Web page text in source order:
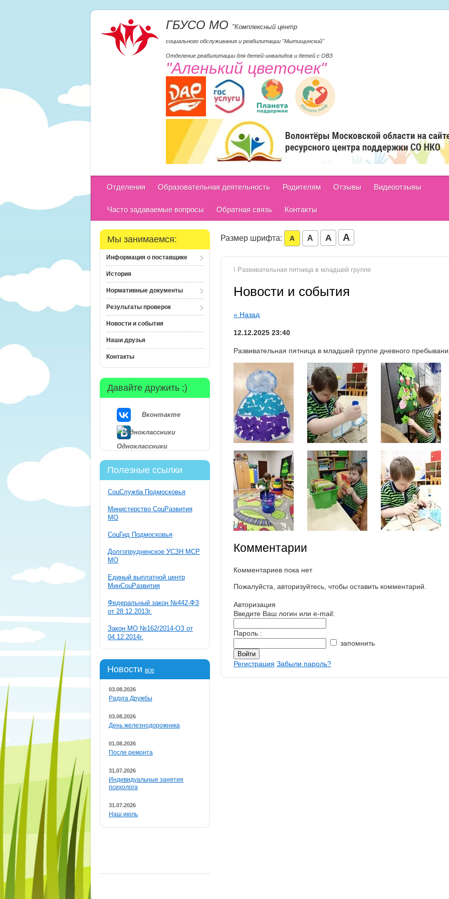
ГБУСО МО "Комплексный центр
социального обслуживания и реабилитации "Мытищинский"
Отделение реабилитации для детей-инвалидов и детей с ОВЗ
"Аленький цветочек"
Отделения Образовательная деятельность Родителям Отзывы Видеоотзывы
Часто задаваемые вопросы Обратная связь Контакты
Мы занимаемся:
Информация о поставщике
История
Нормативные документы
Результаты проверок
Новости и события
Наши друзья
Контакты
Давайте дружить ;)
Вконтакте
Одноклассники
Полезные ссылки
СоцСлужба Подмосковья
Министерство СоцРазвития
МО
СоцГид Подмосковья
Долгопрудненское УСЗН МСР
МО
Единый выплатной центр
МинСоцРазвития
Федеральный закон №442-ФЗ
от 28.12.2013г.
Закон МО №162/2014-ОЗ от
04.12.2014г.
Новости все
03.08.2026
Радуга Дружбы
03.08.2026
День железнодорожника
01.08.2026
После ремонта
31.07.2026
Индивидуальные занятия
психолога
31.07.2026
Наш июль
Размер шрифта: A A A A
\ Развивательная пятница в младшей группе
Новости и события
« Назад
12.12.2025 23:40
Развивательная пятница в младшей группе дневного
Комментарии
Комментариев пока нет
Пожалуйста, авторизуйтесь, чтобы оставить комментарий.
Авторизация
Введите Ваш логин или e-mail:
Пароль :
запомнить
Регистрация Забыли пароль?